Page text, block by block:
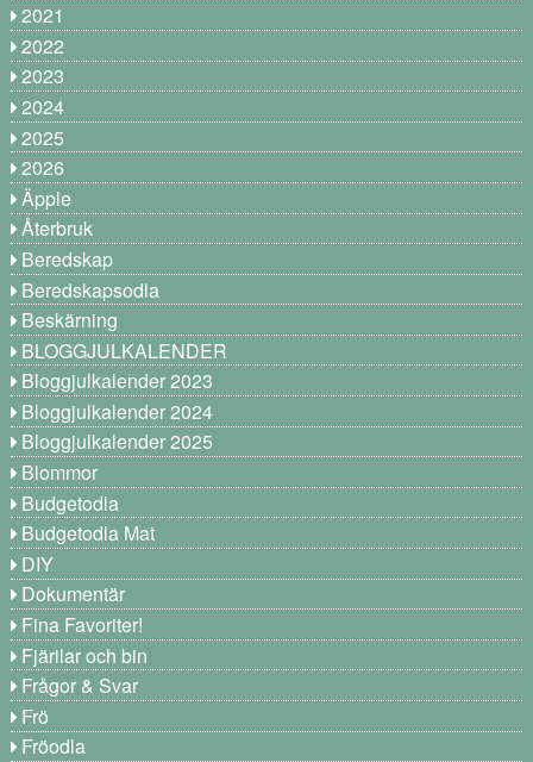
2021
2022
2023
2024
2025
2026
Äpple
Återbruk
Beredskap
Beredskapsodla
Beskärning
BLOGGJULKALENDER
Bloggjulkalender 2023
Bloggjulkalender 2024
Bloggjulkalender 2025
Blommor
Budgetodla
Budgetodla Mat
DIY
Dokumentär
Fina Favoriter!
Fjärilar och bin
Frågor & Svar
Frö
Fröodla